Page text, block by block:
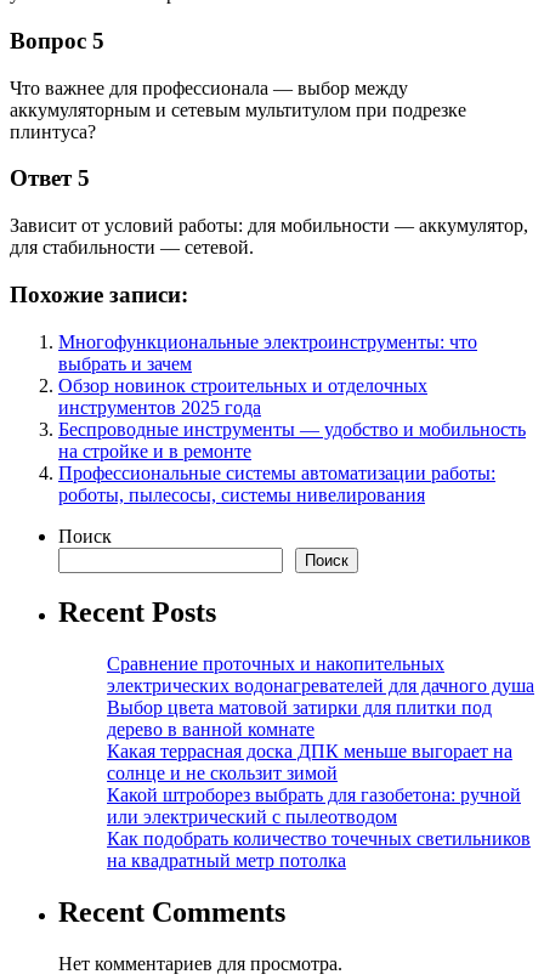
Вопрос 5
Что важнее для профессионала — выбор между
аккумуляторным и сетевым мультитулом при подрезке
плинтуса?
Ответ 5
Зависит от условий работы: для мобильности — аккумулятор,
для стабильности — сетевой.
Похожие записи:
Многофункциональные электроинструменты: что
выбрать и зачем
Обзор новинок строительных и отделочных
инструментов 2025 года
Беспроводные инструменты — удобство и мобильность
на стройке и в ремонте
Профессиональные системы автоматизации работы:
роботы, пылесосы, системы нивелирования
Поиск
Поиск
Recent Posts
Сравнение проточных и накопительных
электрических водонагревателей для дачного душа
Выбор цвета матовой затирки для плитки под
дерево в ванной комнате
Какая террасная доска ДПК меньше выгорает на
солнце и не скользит зимой
Какой штроборез выбрать для газобетона: ручной
или электрический с пылеотводом
Как подобрать количество точечных светильников
на квадратный метр потолка
Recent Comments
Нет комментариев для просмотра.